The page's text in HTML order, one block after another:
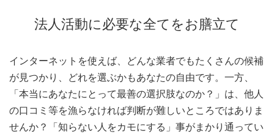
法人活動に必要な全てをお膳立て
インターネットを使えば、どんな業者でもたくさんの候補
が見つかり、どれを選ぶかもあなたの自由です。一方、
「本当にあなたにとって最善の選択肢なのか？」は、他人
の口コミ等を漁らなければ判断が難しいところではありま
せんか？「知らない人をカモにする」事がまかり通ってい